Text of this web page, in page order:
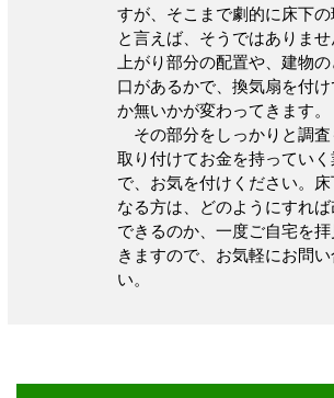
すが、そこまで劇的に床下
と言えば、そうではありま
上がり部分の配置や、建物
口があるかで、換気扇を付
か無いかが変わってきます。
その部分をしっかりと調査
取り付けてお金を持ってい
で、お気を付けください。
なる方は、どのようにすれ
できるのか、一度ご自宅を
きますので、お気軽にお問
い。